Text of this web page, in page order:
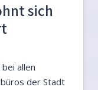
sich
allen
der Stadt